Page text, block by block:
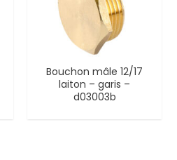
Bouchon mâle 12/17
laiton – garis –
d03003b